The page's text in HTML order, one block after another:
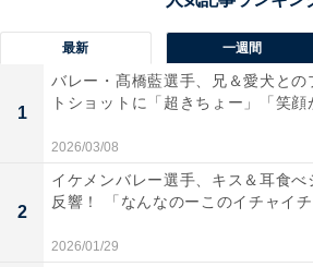
最新 一週間
1
バレー・髙橋藍選手、兄＆愛犬との
トショットに「超きちょー」「笑
2026/03/08
2
イケメンバレー選手、キス＆耳食べ
反響！ 「なんなのーこのイチャイ
2026/01/29